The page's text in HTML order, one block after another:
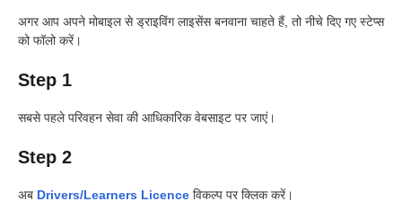
अगर आप अपने मोबाइल से ड्राइविंग लाइसेंस बनवाना चाहते हैं, तो नीचे दिए गए स्टेप्स
को फॉलो करें।
Step 1
सबसे पहले परिवहन सेवा की आधिकारिक वेबसाइट पर जाएं।
Step 2
अब Drivers/Learners Licence विकल्प पर क्लिक करें।